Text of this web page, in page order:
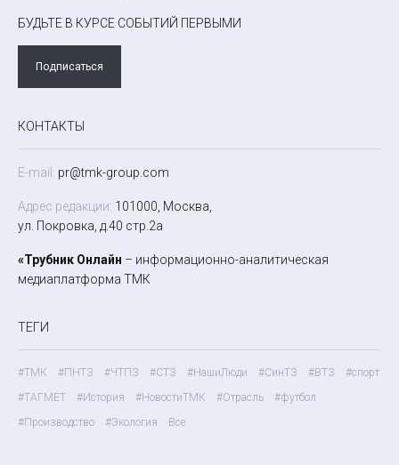
БУДЬТЕ В КУРСЕ СОБЫТИЙ ПЕРВЫМИ
Подписаться
КОНТАКТЫ
E-mail: pr@tmk-group.com
Адрес редакции: 101000, Москва,
ул. Покровка, д.40 стр.2а
«Трубник Онлайн – информационно-аналитическая
медиаплатформа ТМК
ТЕГИ
#ТМК #ПНТЗ #ЧТПЗ #СТЗ #НашиЛюди #СинТЗ #ВТЗ
#спорт
#ТАГМЕТ
#История #НовостиТМК #Отрасль
#футбол
#Производство
#Экология Все